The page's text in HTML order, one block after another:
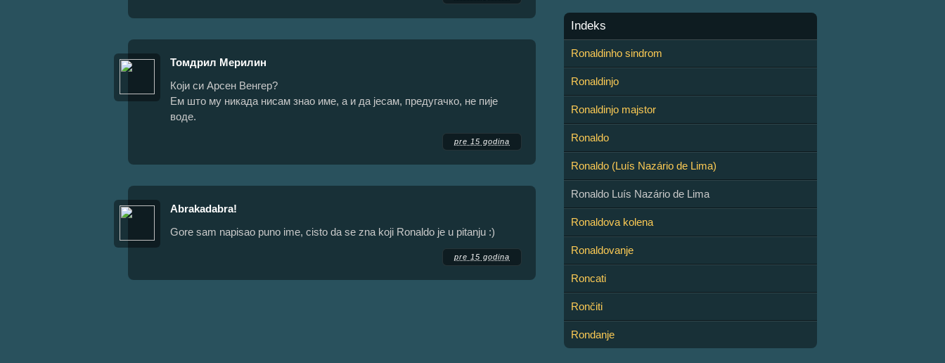
Томдрил Мерилин
Који си Арсен Венгер?
Ем што му никада нисам знао име, а и да јесам, предугачко, не пије
воде.
pre 15 godina
Abrakadabra!
Gore sam napisao puno ime, cisto da se zna koji Ronaldo je u pitanju :)
pre 15 godina
Indeks
Ronaldinho sindrom
Ronaldinjo
Ronaldinjo majstor
Ronaldo
Ronaldo (Luís Nazário de Lima)
Ronaldo Luís Nazário de Lima
Ronaldova kolena
Ronaldovanje
Roncati
Rončiti
Rondanje